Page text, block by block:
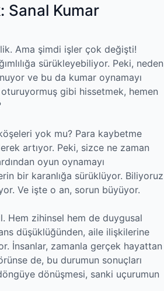
Sanal Kumar
Ama şimdi işler çok değişti!
sürükleyebiliyor. Peki, neden
ve bu da kumar oynamayı
gibi hissetmek, hemen
yok mu? Para kaybetme
artıyor. Peki, sizce ne zaman
oyun oynamayı
bir karanlığa sürüklüyor. Biliyoruz
Ve işte o an, sorun büyüyor.
Hem zihinsel hem de duygusal
düşüklüğünden, aile ilişkilerine
İnsanlar, zamanla gerçek hayattan
de, bu durumun sonuçları
dönüşmesi, sanki uçurumun